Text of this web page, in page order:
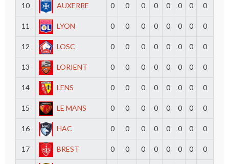
10 AUXERRE 0 0 0 0 0 0 0 0
11 LYON 0 0 0 0 0 0 0 0
12 LOSC 0 0 0 0 0 0 0 0
13 LORIENT 0 0 0 0 0 0 0 0
14 LENS 0 0 0 0 0 0 0 0
15 LE MANS 0 0 0 0 0 0 0 0
16 HAC 0 0 0 0 0 0 0 0
17 BREST 0 0 0 0 0 0 0 0